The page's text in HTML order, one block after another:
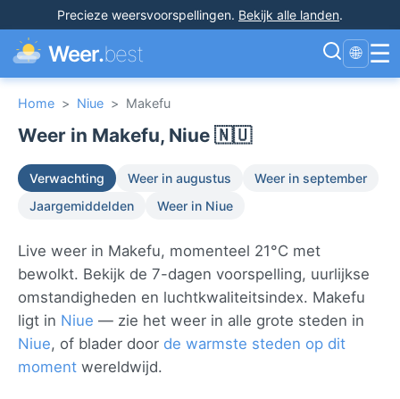
Precieze weersvoorspellingen. Bekijk alle landen.
Weer.best 🌐 ☰
Home > Niue > Makefu
Weer in Makefu, Niue 🇳🇺
Verwachting Weer in augustus
Weer in september
Jaargemiddelden
Weer in Niue
Live weer in Makefu, momenteel 21°C met
bewolkt. Bekijk de 7-dagen voorspelling, uurlijkse
omstandigheden en luchtkwaliteitsindex. Makefu
ligt in Niue — zie het weer in alle grote steden in
Niue, of blader door de warmste steden op dit
moment wereldwijd.